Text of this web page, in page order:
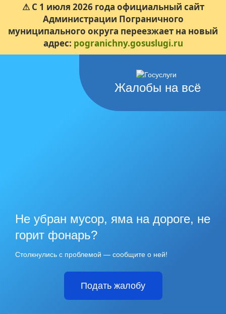
⚠ С 1 июля 2026 года официальный сайт
Администрации Пограничного
муниципального округа переезжает на новый
адрес: pogranichny.gosuslugi.ru
Жалобы на всё
Не убран мусор, яма на дороге, не
горит фонарь?
Столкнулись с проблемой — сообщите о ней!
Подать жалобу